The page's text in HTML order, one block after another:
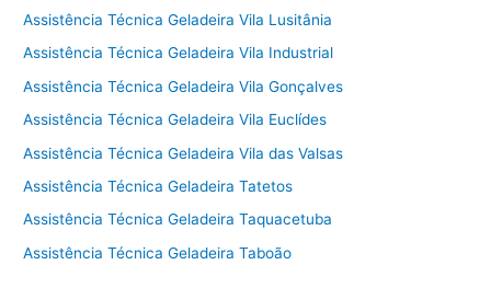
Assistência Técnica Geladeira Vila Lusitânia
Assistência Técnica Geladeira Vila Industrial
Assistência Técnica Geladeira Vila Gonçalves
Assistência Técnica Geladeira Vila Euclídes
Assistência Técnica Geladeira Vila das Valsas
Assistência Técnica Geladeira Tatetos
Assistência Técnica Geladeira Taquacetuba
Assistência Técnica Geladeira Taboão